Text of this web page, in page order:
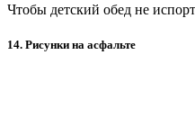
Чтобы детский обед не
14. Рисунки на асфальте